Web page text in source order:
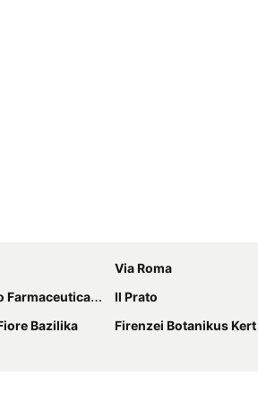
Via Roma
di Santa Maria Novella
Il Prato
Bazilika
Firenzei Botanikus Kert